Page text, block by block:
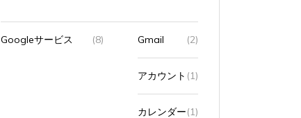
Googleサービス (8) Gmail (2)
アカウント (1)
カレンダー(1)